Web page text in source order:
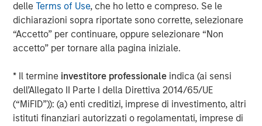
delleTerms of Use, che ho letto e compreso. Se le
dichiarazioni sopra riportate sono corrette, selezionare
“Accetto” per continuare, oppure selezionare “Non
accetto” per tornare alla pagina iniziale.
* Il termine investitore professionale indica (ai sensi
dell’Allegato II Parte I della Direttiva 2014/65/UE
(“MiFID”)): (a) enti creditizi, imprese di investimento, altri
istituti finanziari autorizzati o regolamentati, imprese di
Approfondimenti in primo
piano